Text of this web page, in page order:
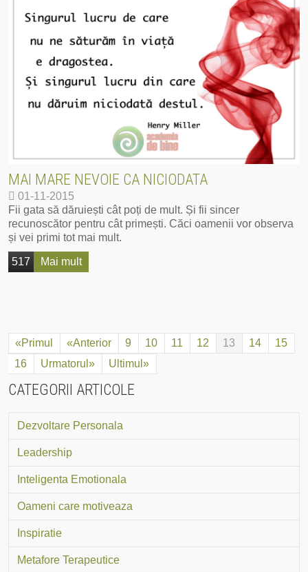
MAI MARE NEVOIE CA NICIODATA
01-11-2015
Fii gata să dăruiești cât poți de mult. Și fii sincer
recunoscător pentru cât primești. Căci oamenii vor observa
și vei primi tot mai mult.
Mai mult
517
«Primul «Anterior 9 10 11 12 13 14
15
16
Urmatorul» Ultimul»
CATEGORII ARTICOLE
Dezvoltare Personala
Leadership
Inteligenta Emotionala
Oameni care motiveaza
Inspiratie
Metafore Terapeutice